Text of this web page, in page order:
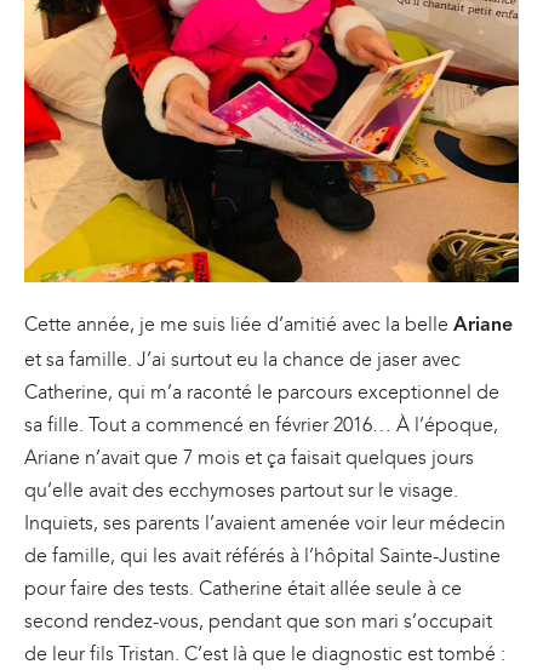
Cette année, je me suis liée d’amitié avec la belle Ariane
et sa famille. J’ai surtout eu la chance de jaser avec
Catherine, qui m’a raconté le parcours exceptionnel de
sa fille. Tout a commencé en février 2016… À l’époque,
Ariane n’avait que 7 mois et ça faisait quelques jours
qu’elle avait des ecchymoses partout sur le visage.
Inquiets, ses parents l’avaient amenée voir leur médecin
de famille, qui les avait référés à l’hôpital Sainte-Justine
pour faire des tests. Catherine était allée seule à ce
second rendez-vous, pendant que son mari s’occupait
de leur fils Tristan. C’est là que le diagnostic est tombé :